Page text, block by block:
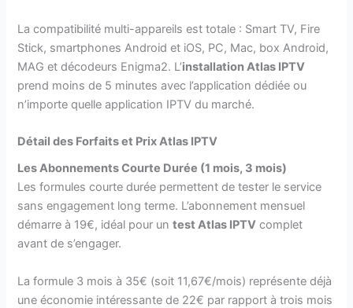
La compatibilité multi-appareils est totale : Smart TV, Fire
Stick, smartphones Android et iOS, PC, Mac, box Android,
MAG et décodeurs Enigma2. L’installation Atlas IPTV
prend moins de 5 minutes avec l’application dédiée ou
n’importe quelle application IPTV du marché.
Détail des Forfaits et Prix Atlas IPTV
Les Abonnements Courte Durée (1 mois, 3 mois)
Les formules courte durée permettent de tester le service
sans engagement long terme. L’abonnement mensuel
démarre à 19€, idéal pour untest Atlas IPTV complet
avant de s’engager.
La formule 3 mois à 35€ (soit 11,67€/mois) représente déjà
une économie intéressante de 22€ par rapport à trois mois